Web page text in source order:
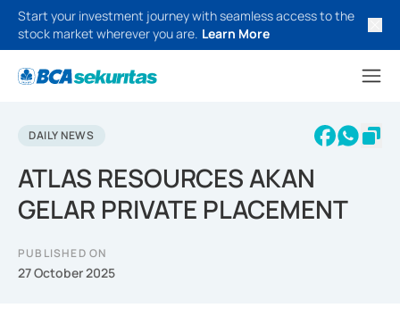
Start your investment journey with seamless access to the
stock market wherever you are. Learn More
DAILY NEWS
ATLAS RESOURCES AKAN
GELAR PRIVATE PLACEMENT
PUBLISHED ON
27 October 2025